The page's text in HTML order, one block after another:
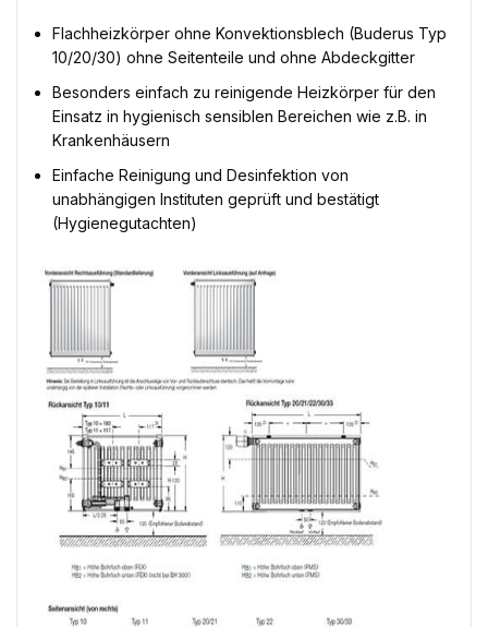
Flachheizkörper ohne Konvektionsblech (Buderus Typ
10/20/30) ohne Seitenteile und ohne Abdeckgitter
Besonders einfach zu reinigende Heizkörper für den
Einsatz in hygienisch sensiblen Bereichen wie z.B. in
Krankenhäusern
Einfache Reinigung und Desinfektion von
unabhängigen Instituten geprüft und bestätigt
(Hygienegutachten)